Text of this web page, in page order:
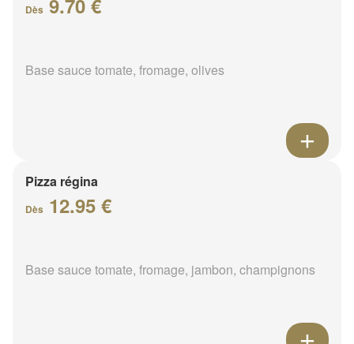
Dès 9.70 €
Base sauce tomate, fromage, olives
Pizza régina
Dès 12.95 €
Base sauce tomate, fromage, jambon, champignons